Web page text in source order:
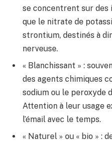
se concentrent sur des
que le nitrate de
strontium, destinés à
nerveuse.
« Blanchissant » :
des agents chimiques
sodium ou le peroxyde
Attention à leur usage
l’émail avec le temps.
« Naturel » ou « bio » :